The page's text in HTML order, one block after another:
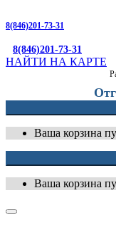
8(846)201-73-31
8(846)201-73-31
НАЙТИ НА КАРТЕ
Ваша корзина
Ваша корзина